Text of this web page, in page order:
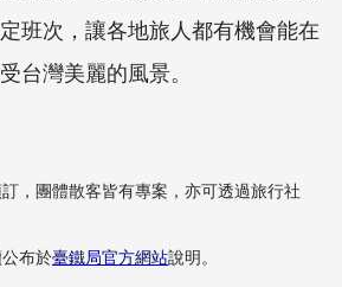
班次，讓各地旅人都有機會能在
台灣美麗的風景。
，團體散客皆有專案，亦可透過旅行社
布於臺鐵局官方網站說明。